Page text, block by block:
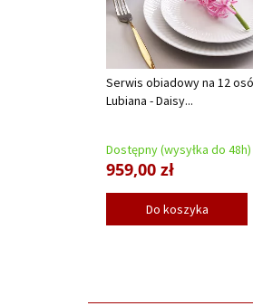
Serwis obiadowy na 12
Lubiana - Daisy...
Dostępny (wysyłka do 48h)
959,00 zł
Do koszyka